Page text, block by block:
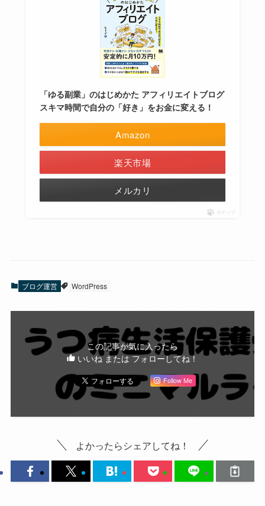
「ゆる副業」のはじめかた アフィリエイトブログ
スキマ時間で自分の「好き」をお金に変える！
Amazon
楽天市場
メルカリ
ポチップ
ブログ運営 WordPress
この記事が気に入ったら
いいね または フォローしてね！
Follow Me
よかったらシェアしてね！